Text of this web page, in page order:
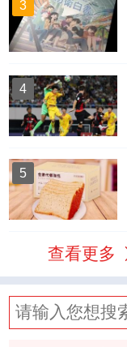
3
4
5
查看更多